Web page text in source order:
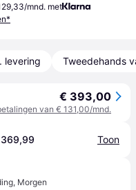
mnd. met
levering Tweedehands
€ 393,00
van € 131,00/mnd.
Toon
, Morgen